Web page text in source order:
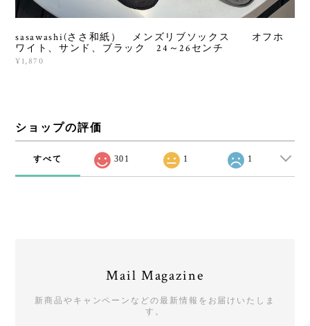
sasawashi(ささ和紙） メンズリブソックス オフホ
ワイト、サンド、ブラック 24～26センチ
¥1,870
ショップの評価
すべて 301 1 1
Mail Magazine
新商品やキャンペーンなどの最新情報をお届けいたしま
す。